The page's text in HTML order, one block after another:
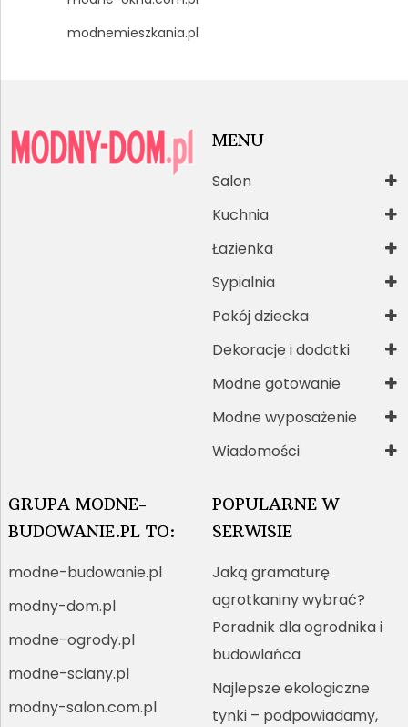
modnemieszkania.pl
MENU
Salon
Kuchnia
Łazienka
Sypialnia
Pokój dziecka
Dekoracje i dodatki
Modne gotowanie
Modne wyposażenie
Wiadomości
GRUPA MODNE-
BUDOWANIE.PL TO:
modne-budowanie.pl
modny-dom.pl
modne-ogrody.pl
modne-sciany.pl
modny-salon.com.pl
POPULARNE W
SERWISIE
Jaką gramaturę
agrotkaniny wybrać?
Poradnik dla ogrodnika i
budowlańca
Najlepsze ekologiczne
tynki – podpowiadamy,